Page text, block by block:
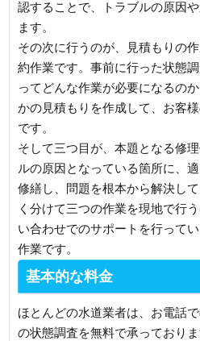
認することで、トラブルの原因
ます。
その次に行うのが、見積もりの
約作業です。事前に行った状態
ってどんな作業が必要になるの
かの見積もりを作成して、お客
です。
そして三つ目が、本題となる修
ルの原因となっている箇所に、
修繕し、問題を根本から解決し
く分けて三つの作業を現地で行
い合わせでのサポートを行って
作業です。
基本的な料金
ほとんどの水道業者は、お電話
の状態調査を無料で承っており